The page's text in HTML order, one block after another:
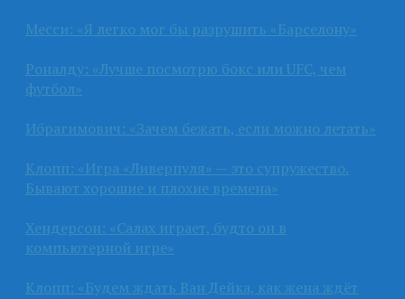
Месси: «Я легко мог бы разрушить «Барселону»
Роналду: «Лучше посмотрю бокс или UFC, чем
футбол»
Ибрагимович: «Зачем бежать, если можно летать»
Клопп: «Игра «Ливерпуля» — это супружество.
Бывают хорошие и плохие времена»
Хендерсон: «Салах играет, будто он в
компьютерной игре»
Клопп: «Будем ждать Ван Дейка, как жена ждёт